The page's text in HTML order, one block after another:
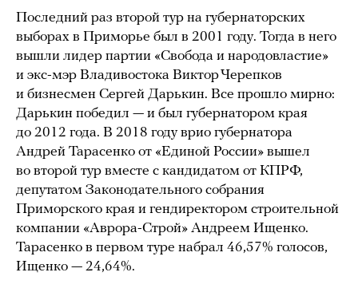
Последний раз второй тур на губернаторских
выборах в Приморье был в 2001 году. Тогда в него
вышли лидер партии «Свобода и народовластие»
и экс-мэр Владивостока Виктор Черепков
и бизнесмен Сергей Дарькин. Все прошло мирно:
Дарькин победил — и был губернатором края
до 2012 года. В 2018 году врио губернатора
Андрей Тарасенко от «Единой России» вышел
во второй тур вместе с кандидатом от КПРФ,
депутатом Законодательного собрания
Приморского края и гендиректором строительной
компании «Аврора-Строй» Андреем Ищенко.
Тарасенко в первом туре набрал 46,57% голосов,
Ищенко — 24,64%.